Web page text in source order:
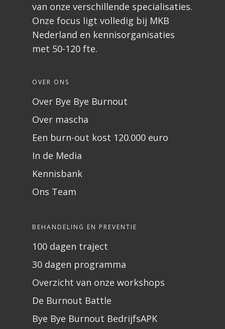
van onze verschillende specialisaties.
Onze focus ligt volledig bij MKB
Nederland en kennisorganisaties
met 50-120 fte.
OVER ONS
Over Bye Bye Burnout
Over mascha
Een burn-out kost 120.000 euro
In de Media
Kennisbank
Ons Team
BEHANDELING EN PREVENTIE
100 dagen traject
30 dagen programma
Overzicht van onze workshops
De Burnout Battle
Bye Bye Burnout BedrijfsAPK